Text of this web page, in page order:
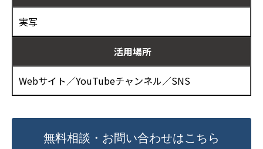
実写
活用場所
Webサイト／YouTubeチャンネル／SNS
無料相談・お問い合わせはこちら